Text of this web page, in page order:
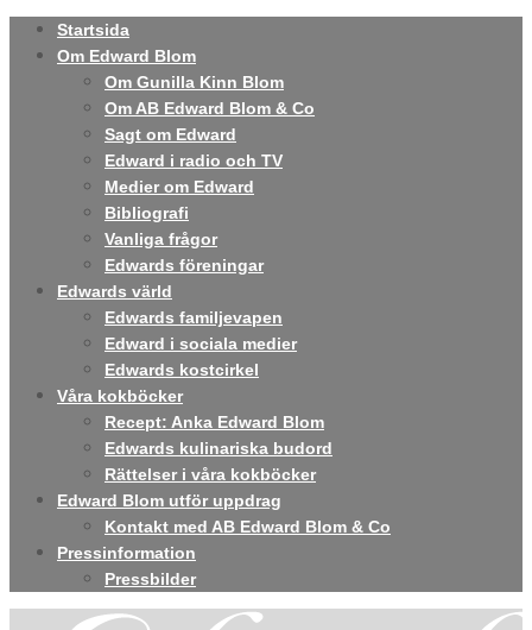
Startsida
Om Edward Blom
Om Gunilla Kinn Blom
Om AB Edward Blom & Co
Sagt om Edward
Edward i radio och TV
Medier om Edward
Bibliografi
Vanliga frågor
Edwards föreningar
Edwards värld
Edwards familjevapen
Edward i sociala medier
Edwards kostcirkel
Våra kokböcker
Recept: Anka Edward Blom
Edwards kulinariska budord
Rättelser i våra kokböcker
Edward Blom utför uppdrag
Kontakt med AB Edward Blom & Co
Pressinformation
Pressbilder